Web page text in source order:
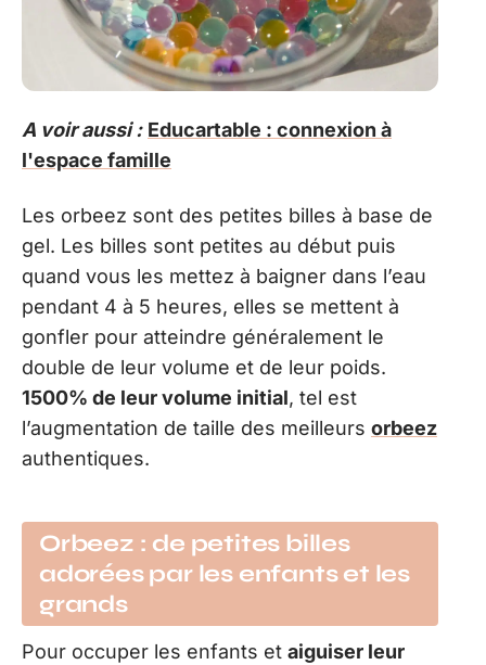
A voir aussi : Educartable : connexion à
l'espace famille
Les orbeez sont des petites billes à base de
gel. Les billes sont petites au début puis
quand vous les mettez à baigner dans l’eau
pendant 4 à 5 heures, elles se mettent à
gonfler pour atteindre généralement le
double de leur volume et de leur poids.
1500% de leur volume initial, tel est
l’augmentation de taille des meilleurs orbeez
authentiques.
Orbeez : de petites billes
adorées par les enfants et les
grands
Pour occuper les enfants et aiguiser leur